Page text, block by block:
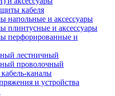
кабеля
напольные и аксессуары
плинтусные и аксессуары
перфорированные и
лестничный
проволочный
каналы
и устройства